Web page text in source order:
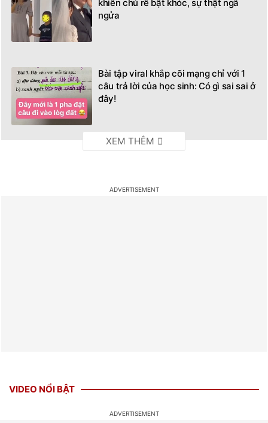
khiến chú rể bật khóc, sự thật ngã
ngửa
Bài tập viral khắp cõi mạng chỉ với 1
câu trả lời của học sinh: Có gì sai sai ở
đây!
VIDEO NỔI BẬT